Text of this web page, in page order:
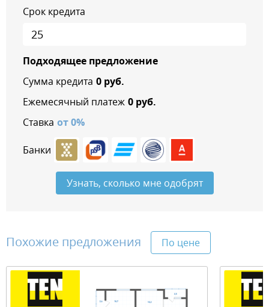
Срок кредита
Подходящее предложение
Сумма кредита 0руб.
Ежемесячный платеж 0руб.
Ставка от0%
Банки
Узнать, сколько мне одобрят
Похожие предложения По цене